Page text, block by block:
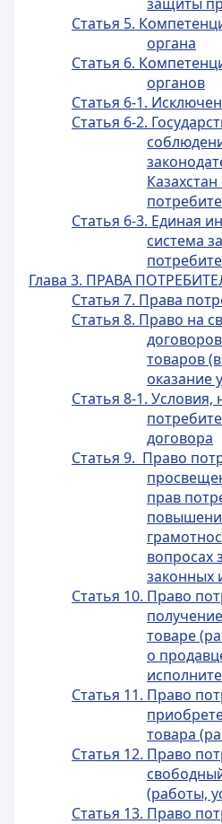
Статья 5.
органа
Статья 6.
органов
Статья 6-1.
Статья 6-2.
Статья 6-3. Единая
система
Глава 3. ПРАВА
Статья 7. Права
Статья 8. Право на
товаров
оказание
Статья 8-1.
договора
Статья 9. Право
прав
вопросах
законных
Статья 10. Право
товаре
о
Статья 11. Право
товара
Статья 12. Право
(работы,
Статья 13. Право